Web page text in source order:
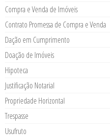
Compra e Venda de Imóveis
Contrato Promessa de Compra e Venda
Dação em Cumprimento
Doação de Imóveis
Hipoteca
Justificação Notarial
Propriedade Horizontal
Trespasse
Usufruto